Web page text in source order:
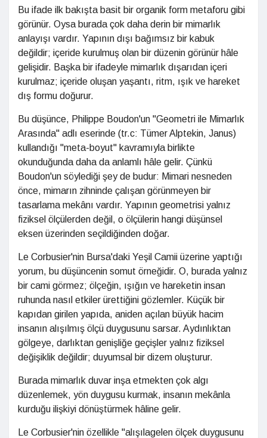
Bu ifade ilk bakışta basit bir organik form metaforu gibi
görünür. Oysa burada çok daha derin bir mimarlık
anlayışı vardır. Yapının dışı bağımsız bir kabuk
değildir; içeride kurulmuş olan bir düzenin görünür hâle
gelişidir. Başka bir ifadeyle mimarlık dışarıdan içeri
kurulmaz; içeride oluşan yaşantı, ritm, ışık ve hareket
dış formu doğurur.
Bu düşünce, Philippe Boudon'un "Geometri ile Mimarlık
Arasında" adlı eserinde (tr.c: Tümer Alptekin, Janus)
kullandığı "meta-boyut" kavramıyla birlikte
okunduğunda daha da anlamlı hâle gelir. Çünkü
Boudon'un söylediği şey de budur: Mimari nesneden
önce, mimarın zihninde çalışan görünmeyen bir
tasarlama mekânı vardır. Yapının geometrisi yalnız
fiziksel ölçülerden değil, o ölçülerin hangi düşünsel
eksen üzerinden seçildiğinden doğar.
Le Corbusier'nin Bursa'daki Yeşil Camii üzerine yaptığı
yorum, bu düşüncenin somut örneğidir. O, burada yalnız
bir cami görmez; ölçeğin, ışığın ve hareketin insan
ruhunda nasıl etkiler ürettiğini gözlemler. Küçük bir
kapıdan girilen yapıda, aniden açılan büyük hacim
insanın alışılmış ölçü duygusunu sarsar. Aydınlıktan
gölgeye, darlıktan genişliğe geçişler yalnız fiziksel
değişiklik değildir; duyumsal bir dizem oluşturur.
Burada mimarlık duvar inşa etmekten çok algı
düzenlemek, yön duygusu kurmak, insanın mekânla
kurduğu ilişkiyi dönüştürmek hâline gelir.
Le Corbusier'nin özellikle "alışılagelen ölçek duygusunu